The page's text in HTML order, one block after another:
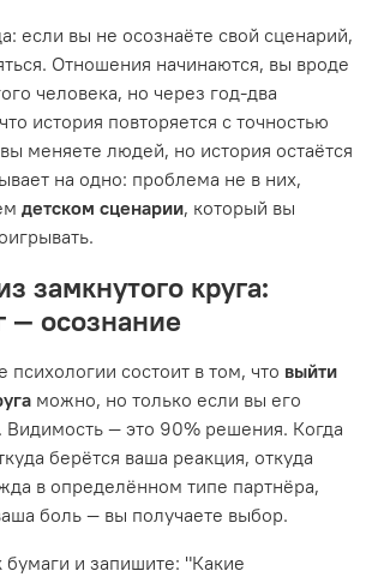
если вы не осознаёте свой сценарий,
Отношения начинаются, вы вроде
человека, но через год-два
история повторяется с точностью
меняете людей, но история остаётся
на одно: проблема не в них,
детском сценарии, который вы
замкнутого круга:
— осознание
психологии состоит в том, что выйти
можно, но только если вы его
Видимость — это 90% решения. Когда
берётся ваша реакция, откуда
в определённом типе партнёра,
боль — вы получаете выбор.
бумаги и запишите: "Какие